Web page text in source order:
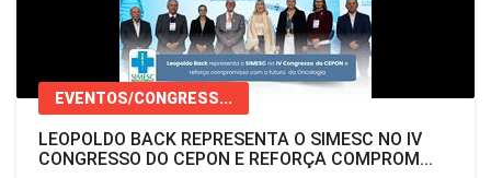
EVENTOS/CONGRESS...
LEOPOLDO BACK REPRESENTA O SIMESC NO IV
CONGRESSO DO CEPON E REFORÇA COMPROM...